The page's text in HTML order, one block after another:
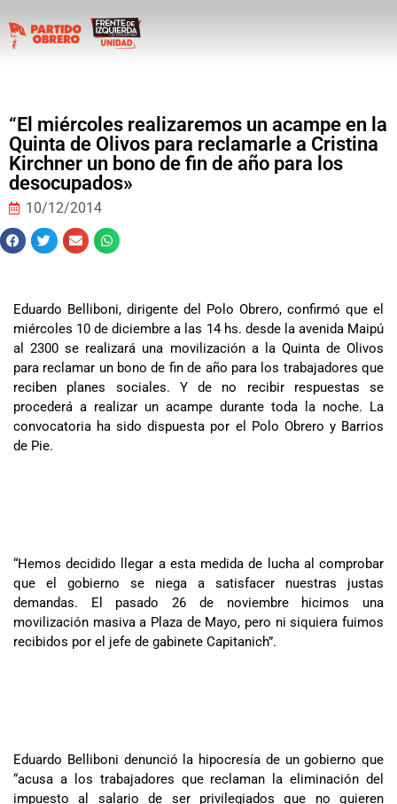
“El miércoles realizaremos un acampe en la
Quinta de Olivos para reclamarle a Cristina
Kirchner un bono de fin de año para los
desocupados»
10/12/2014
Eduardo Belliboni, dirigente del Polo Obrero, confirmó que el
miércoles 10 de diciembre a las 14 hs. desde la avenida Maipú
al 2300 se realizará una movilización a la Quinta de Olivos
para reclamar un bono de fin de año para los trabajadores que
reciben planes sociales. Y de no recibir respuestas se
procederá a realizar un acampe durante toda la noche. La
convocatoria ha sido dispuesta por el Polo Obrero y Barrios
de Pie.
“Hemos decidido llegar a esta medida de lucha al comprobar
que el gobierno se niega a satisfacer nuestras justas
demandas. El pasado 26 de noviembre hicimos una
movilización masiva a Plaza de Mayo, pero ni siquiera fuimos
recibidos por el jefe de gabinete Capitanich”.
Eduardo Belliboni denunció la hipocresía de un gobierno que
“acusa a los trabajadores que reclaman la eliminación del
impuesto al salario de ser privilegiados que no quieren